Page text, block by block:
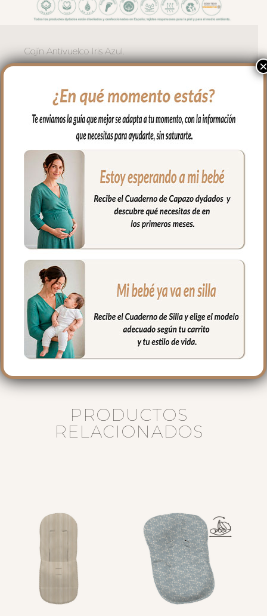
Cojín Antivuelco Iris Azul.
Seguridad y elegancia en una sola pieza.
posición del bebé con la distinción propia
de la colección.
Elaborado en suave villela estampada Iris
con cintas de raso estampado en Rayas
Azul, este cojín mantiene la posición
lateral del bebé durante el descanso de
forma suave y segura.
La funda es extraíble y lavable a
máquina para facilitar su
mantenimiento. Relleno hipoalergénico.
Medidas: 35 x 11 cm.
Fabricado en España con materiales
certificados libres de sustancias nocivas.
El complemento esencial con el sello
flores silvestres de la colección Iris.
PRODUCTOS
RELACIONADOS
×